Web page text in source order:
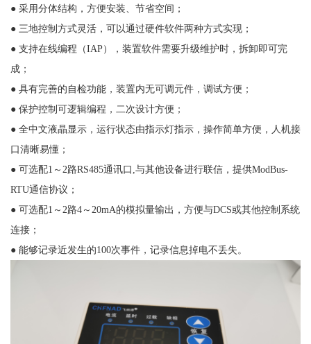
● 采用分体结构，方便安装、节省空间；
● 三地控制方式灵活，可以通过硬件软件两种方式实现；
● 支持在线编程（IAP），装置软件需要升级维护时，拆卸即可完
成；
● 具有完善的自检功能，装置内无可调元件，调试方便；
● 保护控制可逻辑编程，二次设计方便；
● 全中文液晶显示，运行状态由指示灯指示，操作简单方便，人机接
口清晰易懂；
● 可选配1～2路RS485通讯口,与其他设备进行联信，提供ModBus-
RTU通信协议；
● 可选配1～2路4～20mA的模拟量输出，方便与DCS或其他控制系统
连接；
● 能够记录近发生的100次事件，记录信息掉电不丢失。